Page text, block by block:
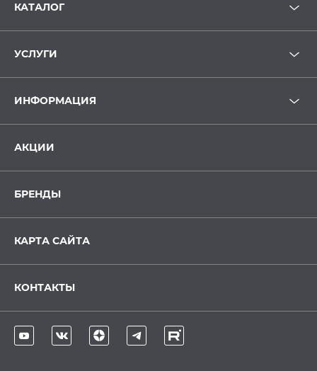
КАТАЛОГ
УСЛУГИ
ИНФОРМАЦИЯ
АКЦИИ
БРЕНДЫ
КАРТА САЙТА
КОНТАКТЫ